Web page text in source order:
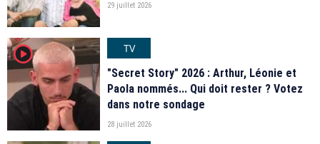
29 juillet 2026
player2
TV
"Secret Story" 2026 : Arthur, Léonie et
Paola nommés... Qui doit rester ? Votez
dans notre sondage
28 juillet 2026